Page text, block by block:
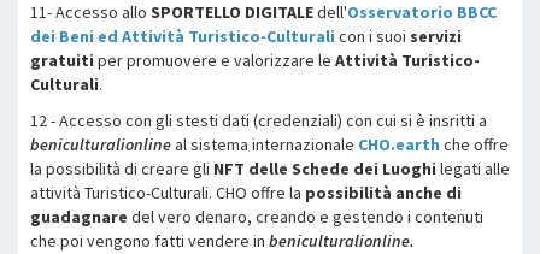
11- Accesso allo SPORTELLO DIGITALEdell'Osservatorio BBCC
dei Beni ed Attività Turistico-Culturali con i suoi servizi
gratuiti per promuovere e valorizzare le Attività Turistico-
Culturali.
12 - Accesso con gli stesti dati (credenziali) con cui si è insritti a
beniculturalionlineal sistema internazionale CHO.earth che offre
la possibilità di creare gli NFT delle Schede dei Luoghi legati alle
attività Turistico-Culturali. CHO offre la possibilità anche di
guadagnare del vero denaro, creando e gestendo i contenuti
che poi vengono fatti vendere in beniculturalionline.